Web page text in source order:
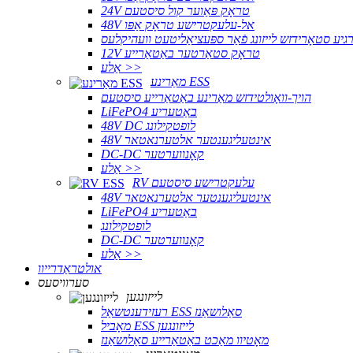
24V טראָק פּאַוער קול סיסטעם
48V אל-עלעקטרישע טראָק אַפּו
סטאָרידזש לייזונג פֿאַר ספּעציאַליטעט וועהיקלעס
12V טראָק סטאַרטער באַטאַרייע
אַלע >>
מאַרינע ESS
הויך-וואָולטידזש מאַרינע באַטאַרייע סיסטעם
LiFePO4 באַטעריע
48V DC לופטקילונג
48V אינטעליגענטער אלטערנאטאר
DC-DC קאָנווערטער
אַלע >>
RV עלעקטרישע סיסטעם
48V אינטעליגענטער אלטערנאטאר
LiFePO4 באַטעריע
לופטקילונג
DC-DC קאָנווערטער
אַלע >>
אולטראַדרייוו
סערוויסעס
לייזונגען
רעזידענטשאַל ESS סאַלושאַנז
מאָביל ESS לייזונגען
מאָטיוו מאַכט באַטאַרייע סאַלושאַנז